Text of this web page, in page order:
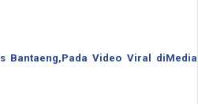
Bantaeng,Pada Video Viral diMedia